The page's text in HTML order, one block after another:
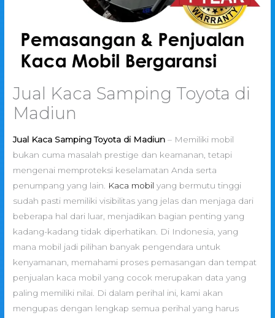
Jual Kaca Samping Toyota di
Madiun
Jual Kaca Samping Toyota di Madiun – Memiliki mobil
bukan cuma masalah prestige dan keamanan, tetapi
mengenai memproteksi keselamatan Anda serta
penumpang yang lain.
Kaca mobil yang bermutu tinggi
sudah pasti memiliki visibilitas yang jelas dan menjaga dari
beberapa hal dari luar, menjadikan bagian penting yang
kadang-kadang tidak diperhatikan. Di Indonesia, yang
mana mobil jadi pilihan banyak pengendara untuk
kenyamanan, memahami proses pemasangan dan tempat
penjualan kaca mobil yang cocok merupakan data yang
paling memiliki nilai. Di dalam perihal ini, kami akan
mengupas dengan lengkap semua perihal yang harus